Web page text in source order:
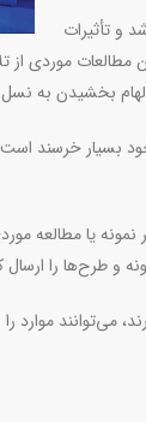
شد و تأثیرات
موردی از
بخشیدن به
بسیار خرسند
یا مطالعه
و طرح‌ها را ارسال
می‌توانند